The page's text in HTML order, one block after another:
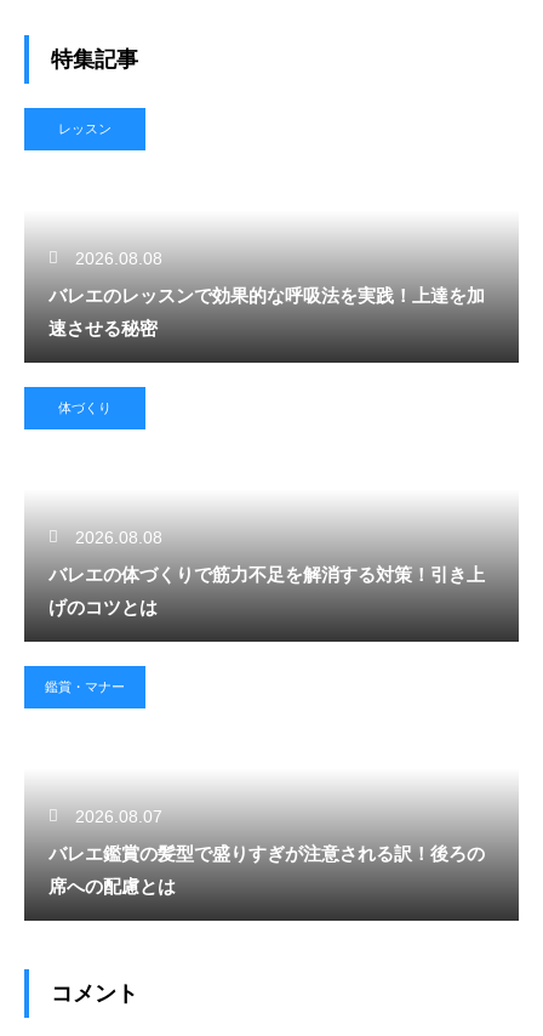
特集記事
レッスン
2026.08.08
バレエのレッスンで効果的な呼吸法を実践！上達を加
速させる秘密
体づくり
2026.08.08
バレエの体づくりで筋力不足を解消する対策！引き上
げのコツとは
鑑賞・マナー
2026.08.07
バレエ鑑賞の髪型で盛りすぎが注意される訳！後ろの
席への配慮とは
コメント